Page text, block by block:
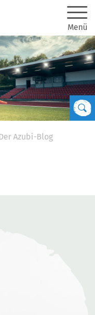
Menü
Azubi-Blog